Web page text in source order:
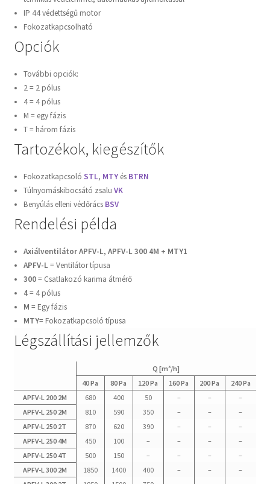
IP 44 védettségű motor
Fokozatkapcsolható
Opciók
További opciók:
2 = 2 pólus
4 = 4 pólus
M = egy fázis
T = három fázis
Tartozékok, kiegészítők
Fokozatkapcsoló STL, MTY és BTRN
Túlnyomáskibocsátó zsalu VK
Benyúlás elleni védőrács BSV
Rendelési példa
Axiálventilátor APFV-L, APFV-L 300 4M + MTY1
APFV-L= Ventilátor típusa
300= Csatlakozó karima átmérő
4= 4 pólus
M = Egy fázis
MTY= Fokozatkapcsoló típusa
Légszállítási jellemzők
Q [m³/h]
40 Pa
80 Pa 120 Pa 160 Pa 200 Pa
240 Pa
APFV-L 200 2M
680 400 50 – –
–
APFV-L 250 2M
810 590 350 – –
–
APFV-L 250 2T
870 620 390 – –
–
APFV-L 250 4M
450 100 – – –
–
APFV-L 250 4T
500 150 – – –
–
APFV-L 300 2M
1850 1400 400 – –
–